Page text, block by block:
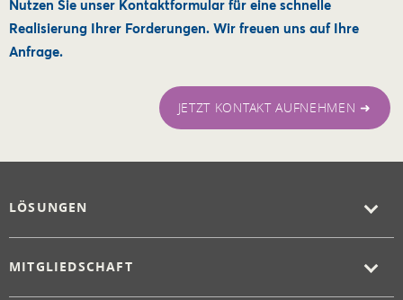
Nutzen Sie unser Kontaktformular für eine schnelle
Realisierung Ihrer Forderungen. Wir freuen uns auf Ihre
Anfrage.
JETZT KONTAKT AUFNEHMEN ➜
LÖSUNGEN
MITGLIEDSCHAFT